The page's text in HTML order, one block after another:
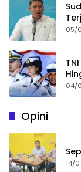
05/
04/
Opini
14/